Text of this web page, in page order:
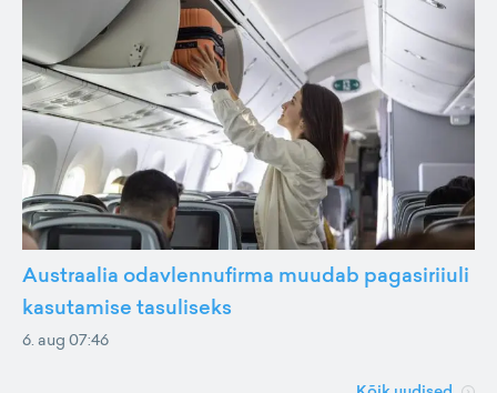
Austraalia odavlennufirma muudab pagasiriiuli
kasutamise tasuliseks
6. aug 07:46